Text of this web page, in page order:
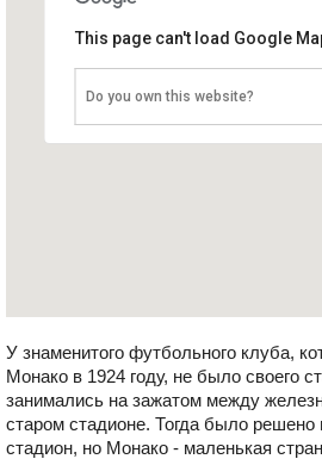
Монако,
This page can't load Google
Do you own this website?
У знаменитого футбольного клуба,
Монако в 1924 году, не было своего
занимались на зажатом между
старом стадионе. Тогда было решено
стадион, но Монако - маленькая